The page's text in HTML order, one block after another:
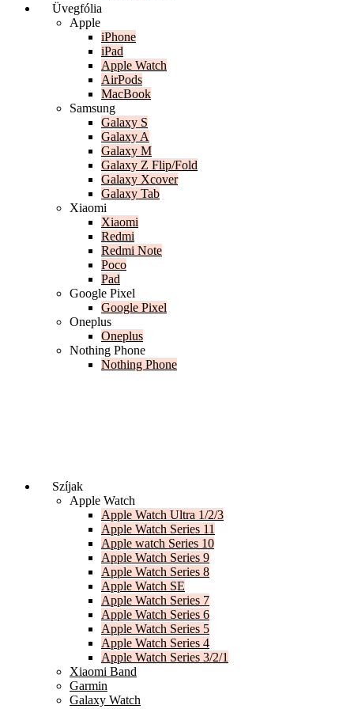
Üvegfólia
Apple
iPhone
iPad
Apple Watch
AirPods
MacBook
Samsung
Galaxy S
Galaxy A
Galaxy M
Galaxy Z Flip/Fold
Galaxy Xcover
Galaxy Tab
Xiaomi
Xiaomi
Redmi
Redmi Note
Poco
Pad
Google Pixel
Google Pixel
Oneplus
Oneplus
Nothing Phone
Nothing Phone
Szíjak
Apple Watch
Apple Watch Ultra 1/2/3
Apple Watch Series 11
Apple watch Series 10
Apple Watch Series 9
Apple Watch Series 8
Apple Watch SE
Apple Watch Series 7
Apple Watch Series 6
Apple Watch Series 5
Apple Watch Series 4
Apple Watch Series 3/2/1
Xiaomi Band
Garmin
Galaxy Watch